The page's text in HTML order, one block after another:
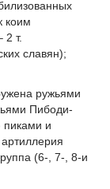
коим
2 т.
славян);
ружьями
Пибоди-
пиками и
(6-, 7-, 8-и